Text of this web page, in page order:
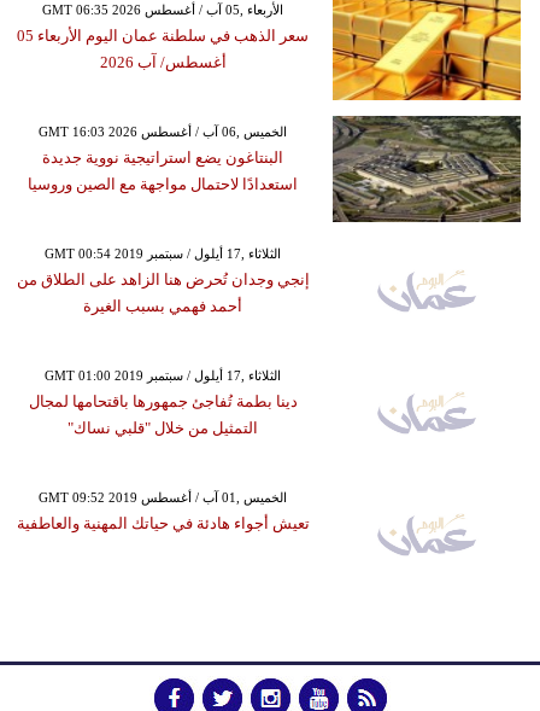
GMT 06:35 2026 الأربعاء ,05 آب / أغسطس
سعر الذهب في سلطنة عمان اليوم الأربعاء 05
أغسطس/ آب 2026
GMT 16:03 2026 الخميس ,06 آب / أغسطس
البنتاغون يضع استراتيجية نووية جديدة
استعدادًا لاحتمال مواجهة مع الصين وروسيا
GMT 00:54 2019 الثلاثاء ,17 أيلول / سبتمبر
إنجي وجدان تُحرض هنا الزاهد على الطلاق من
أحمد فهمي بسبب الغيرة
GMT 01:00 2019 الثلاثاء ,17 أيلول / سبتمبر
دينا بطمة تُفاجئ جمهورها باقتحامها لمجال
التمثيل من خلال "قلبي نساك"
GMT 09:52 2019 الخميس ,01 آب / أغسطس
تعيش أجواء هادئة في حياتك المهنية والعاطفية